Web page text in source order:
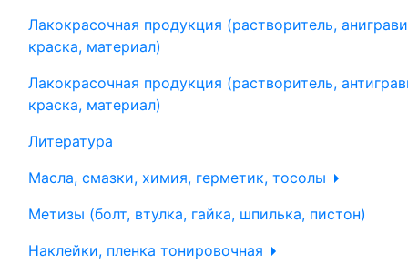
Лакокрасочная продукция (растворитель,
краска, материал)
Лакокрасочная продукция (растворитель,
краска, материал)
Литература
Масла, смазки, химия, герметик, тосолы
Метизы (болт, втулка, гайка, шпилька, пистон)
Наклейки, пленка тонировочная